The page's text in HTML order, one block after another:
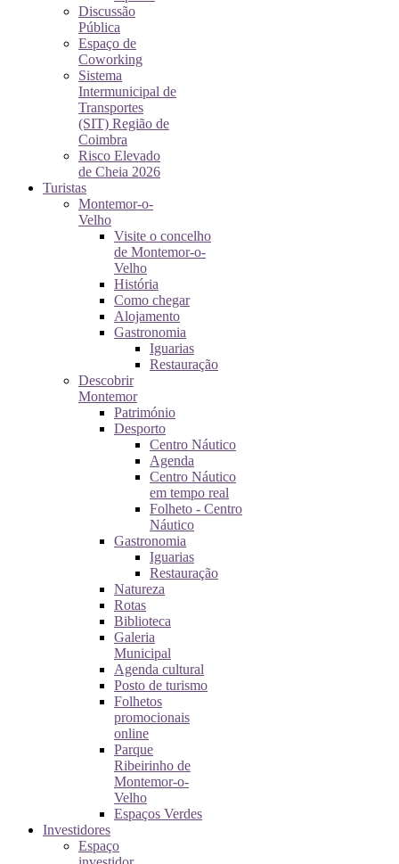
Discussão
Pública
Espaço de
Coworking
Sistema
Intermunicipal de
Transportes
(SIT) Região de
Coimbra
Risco Elevado
de Cheia 2026
Turistas
Montemor-o-
Velho
Visite o concelho
de Montemor-o-
Velho
História
Como chegar
Alojamento
Gastronomia
Iguarias
Restauração
Descobrir
Montemor
Património
Desporto
Centro Náutico
Agenda
Centro Náutico
em tempo real
Folheto - Centro
Náutico
Gastronomia
Iguarias
Restauração
Natureza
Rotas
Biblioteca
Galeria
Municipal
Agenda cultural
Posto de turismo
Folhetos
promocionais
online
Parque
Ribeirinho de
Montemor-o-
Velho
Espaços Verdes
Investidores
Espaço